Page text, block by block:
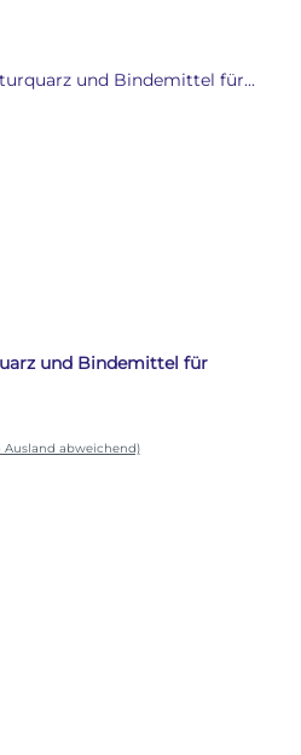
und Bindemittel für
Ausland abweichend)